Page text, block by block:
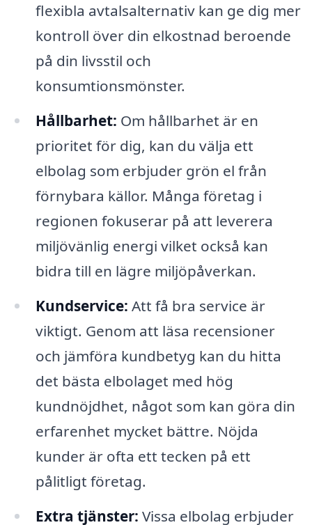
flexibla avtalsalternativ kan ge dig mer
kontroll över din elkostnad beroende
på din livsstil och
konsumtionsmönster.
Hållbarhet: Om hållbarhet är en
prioritet för dig, kan du välja ett
elbolag som erbjuder grön el från
förnybara källor. Många företag i
regionen fokuserar på att leverera
miljövänlig energi vilket också kan
bidra till en lägre miljöpåverkan.
Kundservice: Att få bra service är
viktigt. Genom att läsa recensioner
och jämföra kundbetyg kan du hitta
det bästa elbolaget med hög
kundnöjdhet, något som kan göra din
erfarenhet mycket bättre. Nöjda
kunder är ofta ett tecken på ett
pålitligt företag.
Extra tjänster: Vissa elbolag erbjuder